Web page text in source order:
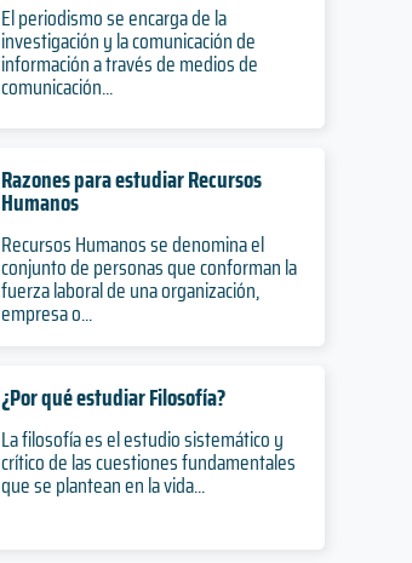
El periodismo se encarga de la
investigación y la comunicación de
información a través de medios de
comunicación...
Razones para estudiar Recursos
Humanos
Recursos Humanos se denomina el
conjunto de personas que conforman la
fuerza laboral de una organización,
empresa o...
¿Por qué estudiar Filosofía?
La filosofía es el estudio sistemático y
crítico de las cuestiones fundamentales
que se plantean en la vida...